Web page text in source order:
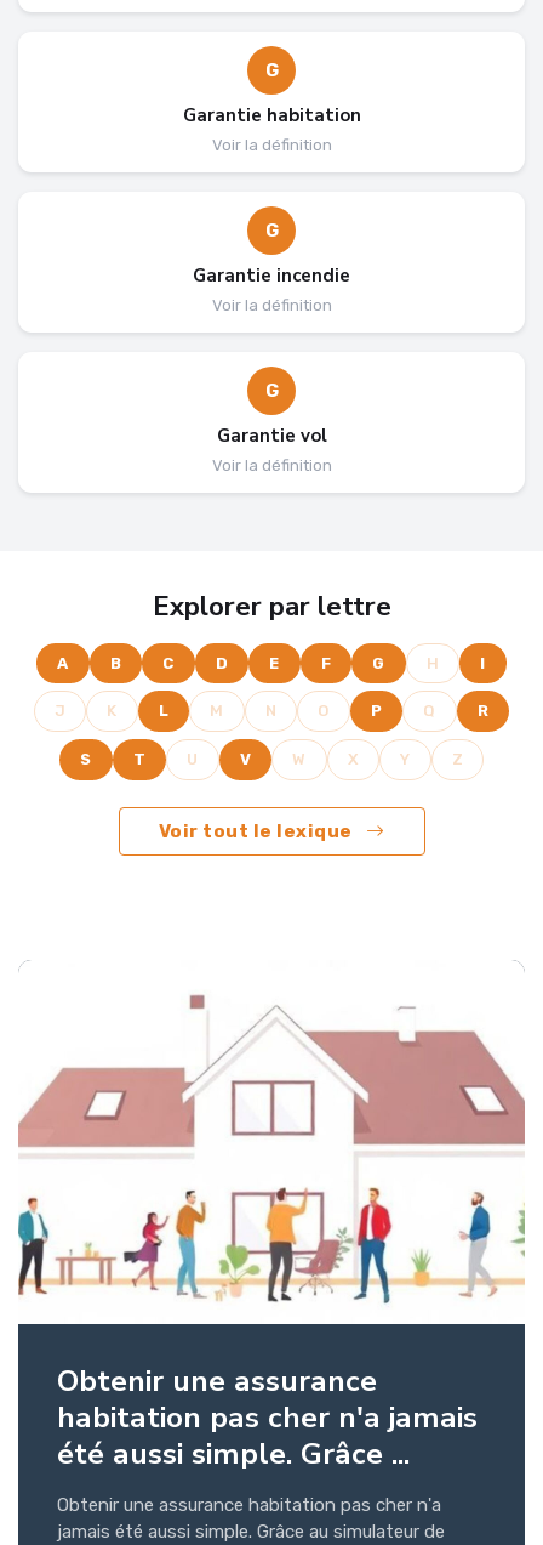
G
Garantie habitation
Voir la définition
G
Garantie incendie
Voir la définition
G
Garantie vol
Voir la définition
Explorer par lettre
A B C D E F G H I
J K L M N O P Q R
S T U V W X Y Z
Voir tout le lexique
Obtenir une assurance
habitation pas cher n'a jamais
été aussi simple. Grâce ...
Obtenir une assurance habitation pas cher n'a
jamais été aussi simple. Grâce au simulateur de